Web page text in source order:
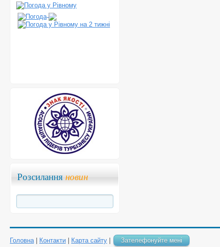
Розсилання новин
Головна| Контакти Карта сайту Зателефонуйте мені